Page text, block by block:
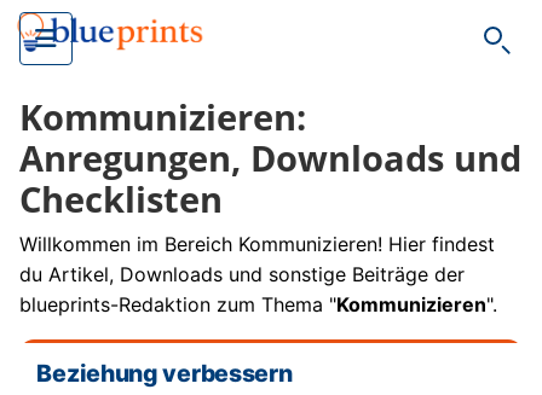
Kommunizieren:
Anregungen, Downloads und
Checklisten
Willkommen im Bereich Kommunizieren! Hier findest
du Artikel, Downloads und sonstige Beiträge der
blueprints-Redaktion zum Thema "Kommunizieren".
Beziehung verbessern